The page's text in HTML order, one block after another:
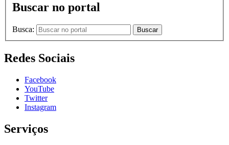
Buscar no portal
Busca: Buscar
Redes Sociais
Facebook
YouTube
Twitter
Instagram
Serviços